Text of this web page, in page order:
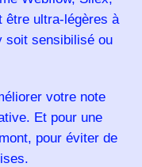
être ultra-légères à
soit sensibilisé ou
votre note
Et pour une
pour éviter de